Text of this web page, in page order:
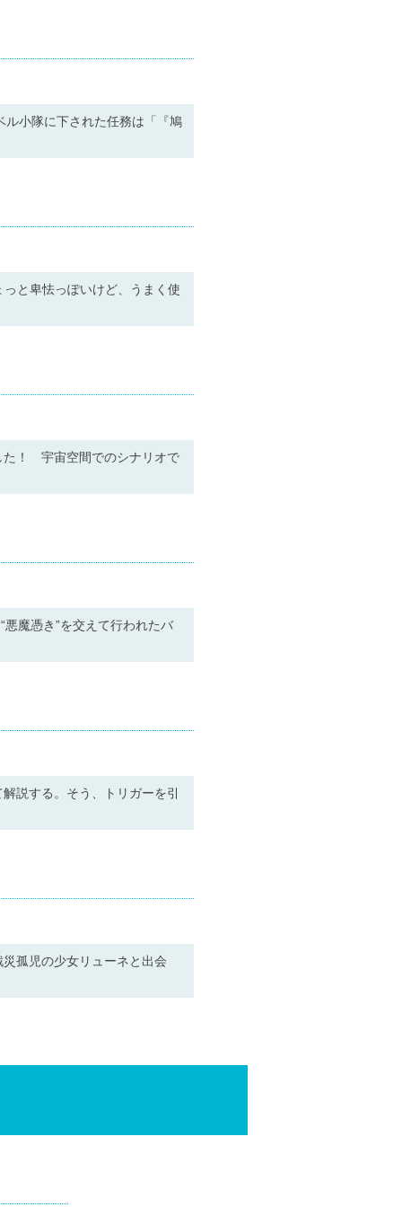
小隊に下された任務は「『鳩
と卑怯っぽいけど、うまく使
た！ 宇宙空間でのシナリオで
悪魔憑き”を交えて行われたバ
説する。そう、トリガーを引
孤児の少女リューネと出会